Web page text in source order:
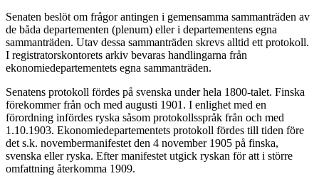
Senaten beslöt om frågor antingen i gemensamma sammanträden av
de båda departementen (plenum) eller i departementens egna
sammanträden. Utav dessa sammanträden skrevs alltid ett protokoll.
I registratorskontorets arkiv bevaras handlingarna från
ekonomiedepartementets egna sammanträden.
Senatens protokoll fördes på svenska under hela 1800-talet. Finska
förekommer från och med augusti 1901. I enlighet med en
förordning infördes ryska såsom protokollsspråk från och med
1.10.1903. Ekonomiedepartementets protokoll fördes till tiden före
det s.k. novembermanifestet den 4 november 1905 på finska,
svenska eller ryska. Efter manifestet utgick ryskan för att i större
omfattning återkomma 1909.